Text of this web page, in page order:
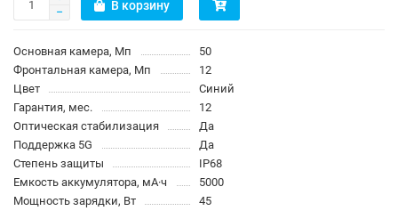
В корзину
Основная камера, Мп
50
Фронтальная камера, Мп
12
Цвет
Синий
Гарантия, мес.
12
Оптическая стабилизация
Да
Поддержка 5G
Да
Степень защиты
IP68
Емкость аккумулятора, мА·ч
5000
Мощность зарядки, Вт
45